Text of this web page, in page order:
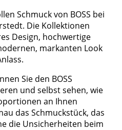
Schmuck von BOSS bei
Die Kollektionen
Design, hochwertige
markanten Look
Sie den BOSS
und selbst sehen, wie
an Ihnen
das Schmuckstück, das
die Unsicherheiten beim